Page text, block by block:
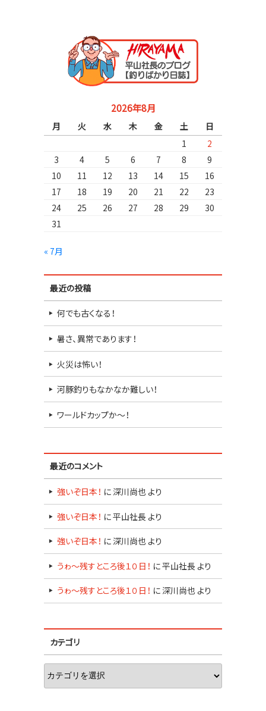
2026年8月
月 火 水 木 金 土
日
1
2
3
4 5 6 7 8
9
10
11 12 13 14 15
16
17
18 19 20 21 22
23
24
25 26 27 28 29
30
31
« 7月
最近の投稿
何でも古くなる！
暑さ、異常であります！
火災は怖い！
河豚釣りもなかなか難しい！
ワールドカップか～！
最近のコメント
強いぞ日本！ に 深川尚也 より
強いぞ日本！ に平山社長 より
強いぞ日本！ に 深川尚也 より
うゎ～残すところ後１０日！ に平山社長 より
うゎ～残すところ後１０日！ に 深川尚也 より
カテゴリ